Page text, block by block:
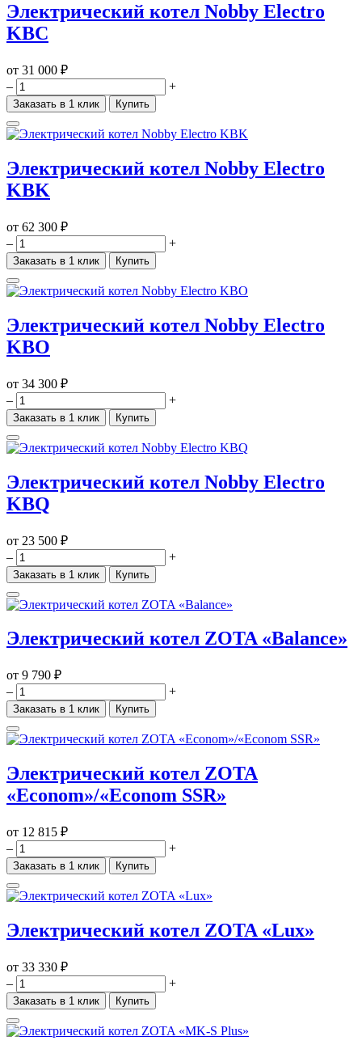
Электрический котел Nobby Electro
KBC
от 31 000 ₽
–
+
Заказать в 1 клик Купить
Электрический котел Nobby Electro
KBK
от 62 300 ₽
–
+
Заказать в 1 клик Купить
Электрический котел Nobby Electro
KBO
от 34 300 ₽
–
+
Заказать в 1 клик Купить
Электрический котел Nobby Electro
KBQ
от 23 500 ₽
–
+
Заказать в 1 клик Купить
Электрический котел ZOTA «Balance»
от 9 790 ₽
–
+
Заказать в 1 клик Купить
Электрический котел ZOTA
«Econom»/«Econom SSR»
от 12 815 ₽
–
+
Заказать в 1 клик Купить
Электрический котел ZOTA «Lux»
от 33 330 ₽
–
+
Заказать в 1 клик Купить